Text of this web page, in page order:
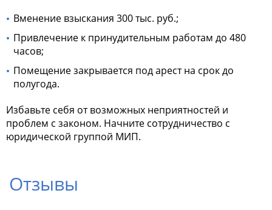
Вменение взыскания 300 тыс. руб.;
Привлечение к принудительным работам до 480
часов;
Помещение закрывается под арест на срок до
полугода.
Избавьте себя от возможных неприятностей и
проблем с законом. Начните сотрудничество с
юридической группой МИП.
Отзывы